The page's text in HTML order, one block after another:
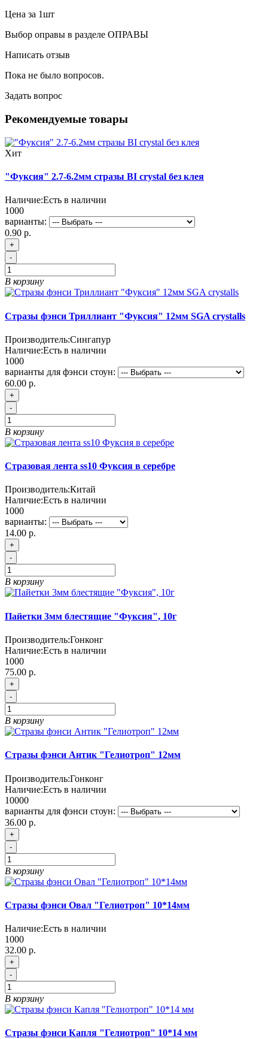
Цена за 1шт
Выбор оправы в разделе ОПРАВЫ
Написать отзыв
Пока не было вопросов.
Задать вопрос
Рекомендуемые товары
Хит
"Фуксия" 2.7-6.2мм стразы BI crystal без клея
Наличие:Есть в наличии
1000
варианты:
0.90 р.
+
-
В корзину
Стразы фэнси Триллиант "Фуксия" 12мм SGA crystalls
Производитель:Сингапур
Наличие:Есть в наличии
1000
варианты для фэнси стоун:
60.00 р.
+
-
В корзину
Стразовая лента ss10 Фуксия в серебре
Производитель:Китай
Наличие:Есть в наличии
1000
варианты:
14.00 р.
+
-
В корзину
Пайетки 3мм блестящие "Фуксия", 10г
Производитель:Гонконг
Наличие:Есть в наличии
1000
75.00 р.
+
-
В корзину
Стразы фэнси Антик "Гелиотроп" 12мм
Производитель:Гонконг
Наличие:Есть в наличии
10000
варианты для фэнси стоун:
36.00 р.
+
-
В корзину
Стразы фэнси Овал "Гелиотроп" 10*14мм
Наличие:Есть в наличии
1000
32.00 р.
+
-
В корзину
Стразы фэнси Капля "Гелиотроп" 10*14 мм